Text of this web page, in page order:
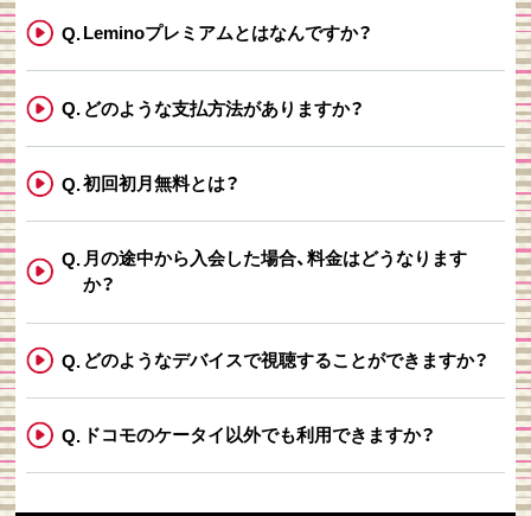
Leminoプレミアムとはなんですか？
どのような支払方法がありますか？
初回初月無料とは？
月の途中から入会した場合、料金はどうなります
か？
どのようなデバイスで視聴することができますか？
ドコモのケータイ以外でも利用できますか？